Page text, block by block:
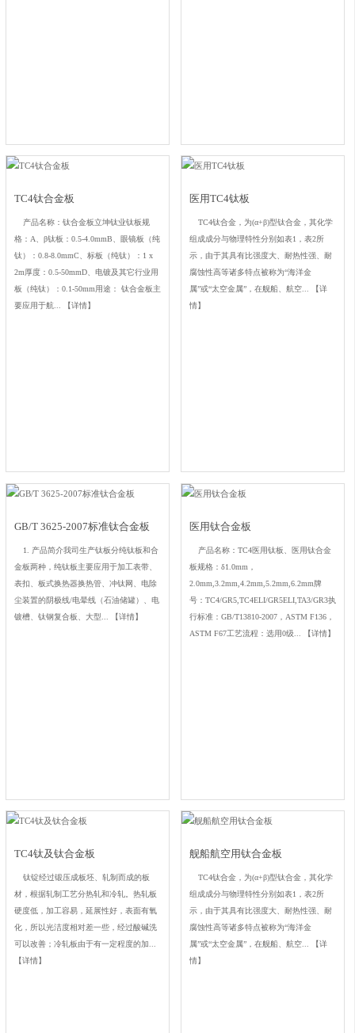
TC4钛合金板
产品名称：钛合金板立坤钛业钛板规
格：A、β钛板：0.5-4.0mmB、眼镜板（纯
钛）：0.8-8.0mmC、标板（纯钛）：1 x
2m厚度：0.5-50mmD、电镀及其它行业用
板（纯钛）：0.1-50mm用途： 钛合金板主
要应用于航...
【详情】
医用TC4钛板
TC4钛合金，为(α+β)型钛合金，其化学
组成成分与物理特性分别如表1，表2所
示，由于其具有比强度大、耐热性强、耐
腐蚀性高等诸多特点被称为“海洋金
属”或“太空金属”，在舰船、航空...
【详
情】
GB/T 3625-2007标准钛合金板
1. 产品简介我司生产钛板分纯钛板和合
金板两种，纯钛板主要应用于加工表带、
表扣、板式换热器换热管、冲钛网、电除
尘装置的阴极线/电晕线（石油储罐）、电
镀槽、钛钢复合板、大型...
【详情】
医用钛合金板
产品名称：TC4医用钛板、医用钛合金
板规格：δ1.0mm，
2.0mm,3.2mm,4.2mm,5.2mm,6.2mm牌
号：TC4/GR5,TC4ELI/GR5ELI,TA3/GR3执
行标准：GB/T13810-2007，ASTM F136，
ASTM F67工艺流程：选用0级...
【详情】
TC4钛及钛合金板
钛锭经过锻压成板坯、轧制而成的板
材，根据轧制工艺分热轧和冷轧。热轧板
硬度低，加工容易，延展性好，表面有氧
化，所以光洁度相对差一些，经过酸碱洗
可以改善；冷轧板由于有一定程度的加...
【详情】
舰船航空用钛合金板
TC4钛合金，为(α+β)型钛合金，其化学
组成成分与物理特性分别如表1，表2所
示，由于其具有比强度大、耐热性强、耐
腐蚀性高等诸多特点被称为“海洋金
属”或“太空金属”，在舰船、航空...
【详
情】